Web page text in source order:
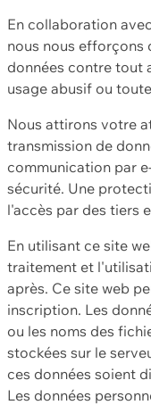
En collaboration
nous nous efforçons
données contre tout
usage abusif ou
Nous attirons votre
transmission de
communication par
sécurité. Une
l'accès par des tiers
En utilisant ce site
traitement et
après. Ce site web
inscription. Les
ou les noms des
stockées sur le
ces données soient
Les données